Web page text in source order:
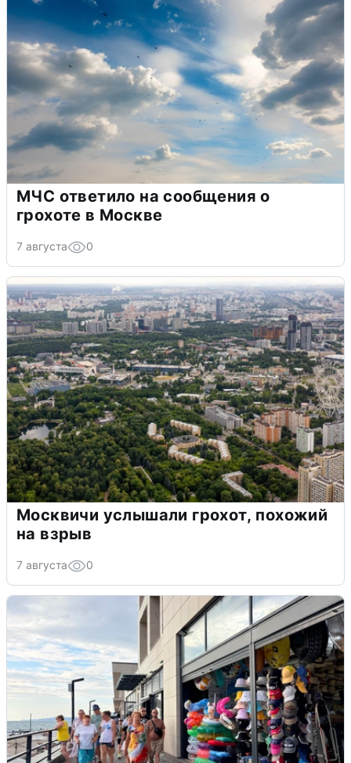
МЧС ответило на сообщения о
грохоте в Москве
7 августа 0
Москвичи услышали грохот, похожий
на взрыв
7 августа 0